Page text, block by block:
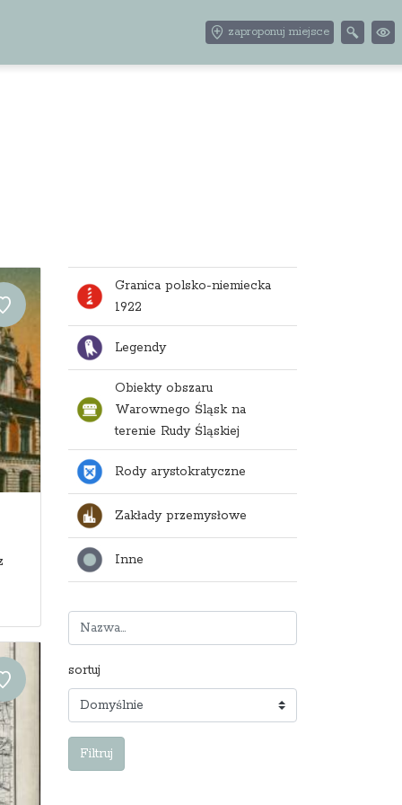
zaproponuj miejsce
Granica polsko-niemiecka
1922
Legendy
Obiekty obszaru
Warownego Śląsk na
terenie Rudy Śląskiej
Rody arystokratyczne
Zakłady przemysłowe
Inne
sortuj
Filtruj